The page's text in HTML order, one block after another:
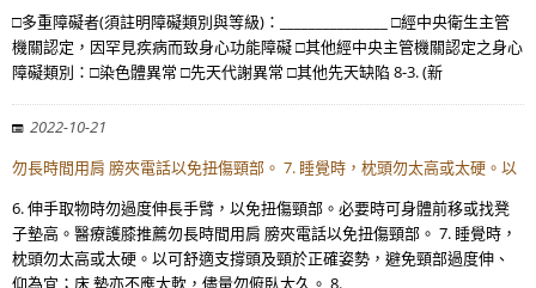
□多重障礙者(須註明障礙類別與等級)：_______________ □經中央衛生主管
機關認定，因罕見疾病而致身心功能障礙 □其他經中央主管機關認定之身心
障礙類別：□染色體異常 □先天代謝異常 □其他先天缺陷 8-3. (新
2022-10-21
勿長時間用肩 膀夾電話以免扭傷頸部。 7. 睡覺時，枕頭勿太高或太硬。以
6. 伸手取物時勿過度伸長手臂，以免扭傷頸部。必要時可身體前移或找凳
子墊高。醫療護膝推薦勿長時間用肩 膀夾電話以免扭傷頸部。 7. 睡覺時，
枕頭勿太高或太硬。以可舒適支撐頭及頸於正確姿勢，避免頸部過度伸、
仰為宜；床 墊亦不應太軟，儘量勿俯臥太久。 8.